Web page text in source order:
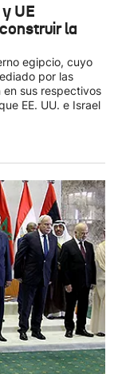
UE
la
egipcio, cuyo
por las
sus respectivos
EE. UU. e Israel